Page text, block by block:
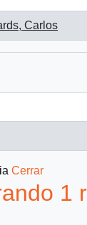
Carlos
Cerrar
1